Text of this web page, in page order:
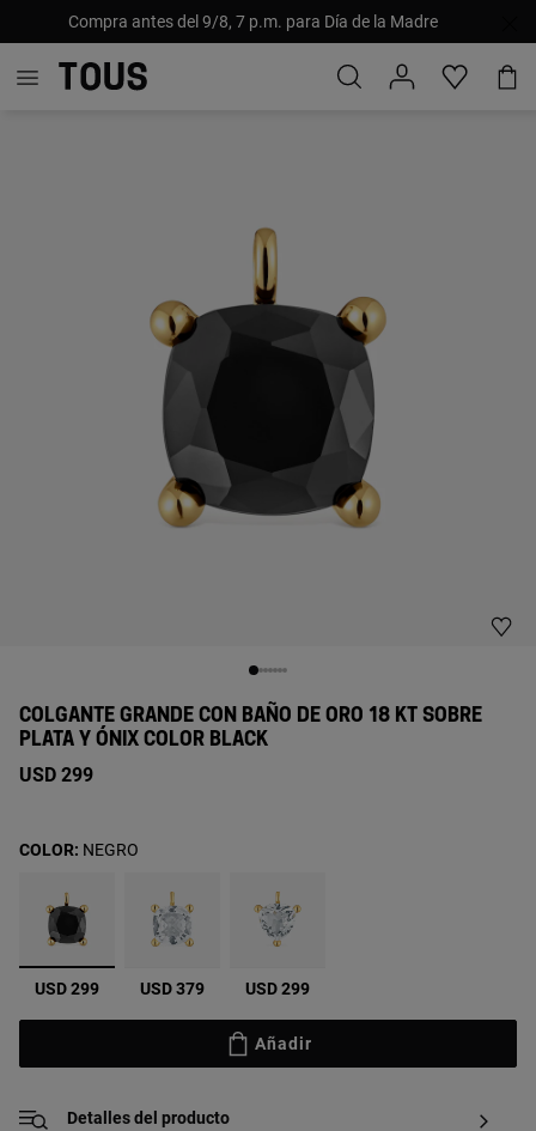
Compra antes del 9/8, 7 p.m. para Día de la Madre
COLGANTE GRANDE CON BAÑO DE ORO 18 KT SOBRE
PLATA Y ÓNIX COLOR BLACK
USD 299
seleccionado
USD 299 USD 379 USD 299
COLOR: NEGRO
Añadir
Detalles del producto